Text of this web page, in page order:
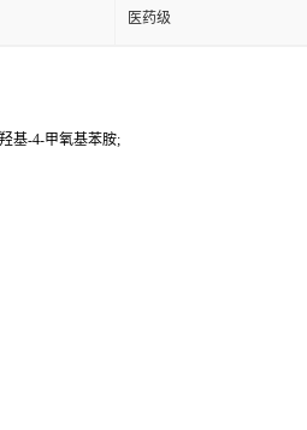
医药级
基-4-甲氧基苯胺;